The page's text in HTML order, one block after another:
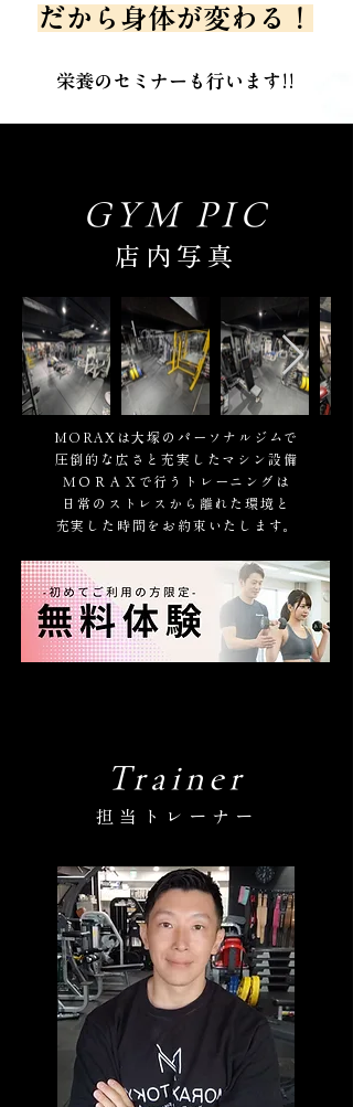
だから身体が変わる！
栄養のセミナーも行います!!
GYM PIC
店内写真
MORAXは大塚のパーソナルジムで
圧倒的な広さと充実したマシン設備
ＭＯＲＡＸで行うトレーニングは
日常のストレスから離れた環境と
充実した時間をお約束いたします。
Trainer
担当トレーナー